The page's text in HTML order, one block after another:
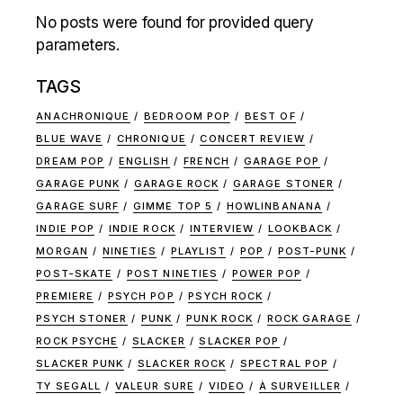
No posts were found for provided query
parameters.
TAGS
ANACHRONIQUE BEDROOM POP
BEST OF
BLUE WAVE
CHRONIQUE
CONCERT REVIEW
DREAM POP
ENGLISH FRENCH
GARAGE POP
GARAGE PUNK
GARAGE ROCK
GARAGE STONER
GARAGE SURF
GIMME TOP 5
HOWLINBANANA
INDIE POP
INDIE ROCK INTERVIEW
LOOKBACK
MORGAN
NINETIES PLAYLIST POP
POST-PUNK
POST-SKATE
POST NINETIES
POWER POP
PREMIERE
PSYCH POP
PSYCH ROCK
PSYCH STONER
PUNK PUNK ROCK
ROCK GARAGE
ROCK PSYCHE
SLACKER
SLACKER POP
SLACKER PUNK
SLACKER ROCK
SPECTRAL POP
TY SEGALL
VALEUR SURE VIDEO À SURVEILLER